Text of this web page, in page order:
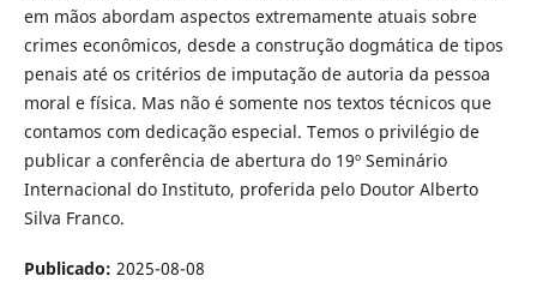
em mãos abordam aspectos extremamente atuais sobre
crimes econômicos, desde a construção dogmática de tipos
penais até os critérios de imputação de autoria da pessoa
moral e física. Mas não é somente nos textos técnicos que
contamos com dedicação especial. Temos o privilégio de
publicar a conferência de abertura do 19º Seminário
Internacional do Instituto, proferida pelo Doutor Alberto
Silva Franco.
Publicado: 2025-08-08